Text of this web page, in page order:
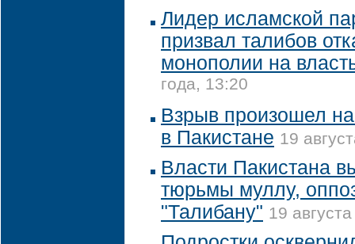
Лидер исламской
призвал талибов
монополии на
года, 13:20
Взрыв произошел
в Пакистане 19
Власти Пакистана
тюрьмы муллу,
"Талибану" 19